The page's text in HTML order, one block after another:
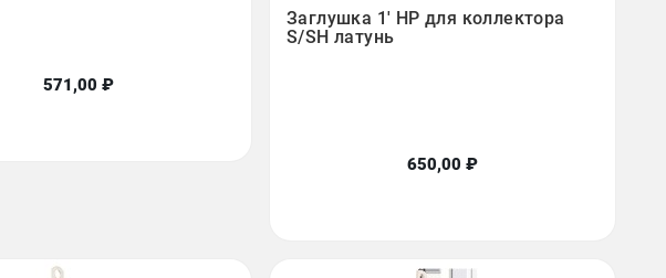
571,00 ₽
Заглушка 1' НР для коллектора
S/SH латунь
650,00 ₽